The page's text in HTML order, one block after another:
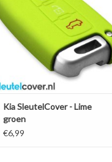
TOEVOEGEN AAN WINKELWAGEN
Kia SleutelCover - Lime
groen
€6,99